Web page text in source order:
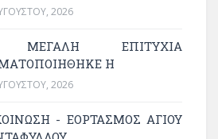
2026
ΕΠΙΤΥΧΊΑ
Η
2026
- ΕΟΡΤΑΣΜΟΣ ΑΓΙΟΥ